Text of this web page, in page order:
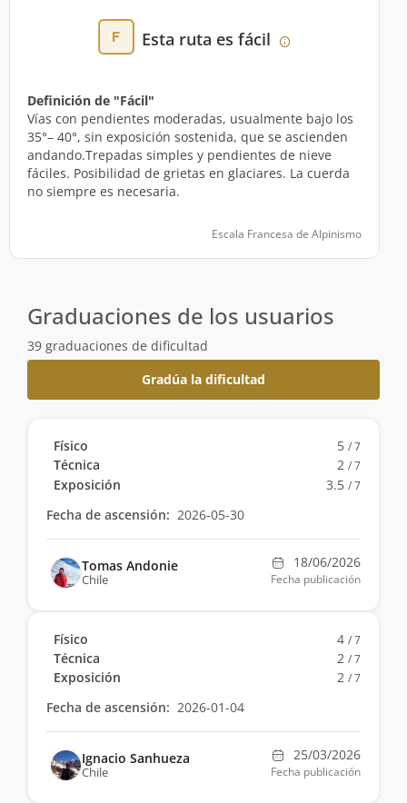
Esta ruta es fácil
Definición de "Fácil"
Vías con pendientes moderadas, usualmente bajo los
35°– 40°, sin exposición sostenida, que se ascienden
andando.Trepadas simples y pendientes de nieve
fáciles. Posibilidad de grietas en glaciares. La cuerda
no siempre es necesaria.
Escala Francesa de Alpinismo
Graduaciones de los usuarios
39 graduaciones de dificultad
Gradúa la dificultad
Físico 5 / 7
Técnica 2 / 7
Exposición 3.5 / 7
Fecha de ascensión: 2026-05-30
Tomas Andonie
Chile
18/06/2026
Fecha publicación
Físico 4 / 7
Técnica 2 / 7
Exposición 2 / 7
Fecha de ascensión: 2026-01-04
Ignacio Sanhueza
Chile
25/03/2026
Fecha publicación